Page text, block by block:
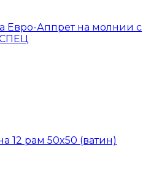
Евро-Аппрет на молнии с
СПЕЦ